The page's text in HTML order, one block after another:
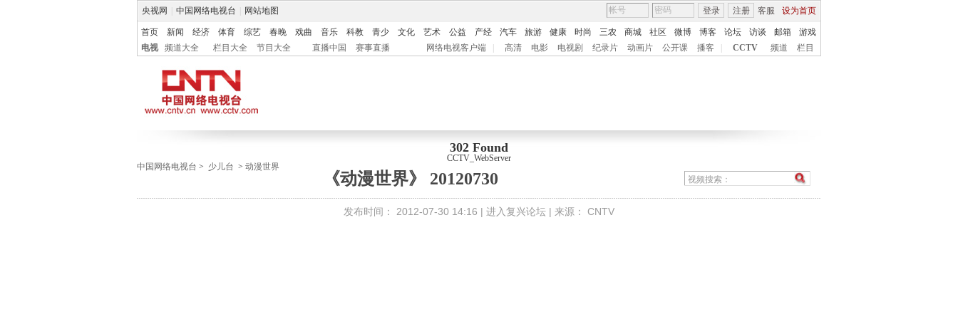
央视网 中国网络电视台 网站地图 客服 设为首页
登录 注册
首页 新闻 经济 体育 综艺 春晚 戏曲 音乐 科教 青少 文化 艺术 公益 产经 汽车 旅游 健康 时尚 三农 商城 社区 微博 博客 论坛 访谈 邮箱
游戏
电视
频道大全 栏目大全 节目大全 直播中国 赛事直播 网络电视客户端 高清 电影 电视剧 纪录片 动画片 公开课 播客 CCTV 频道 栏目
302 Found
CCTV_WebServer
中国网络电视台 > 少儿台 > 动漫世界
《动漫世界》 20120730
发布时间： 2012-07-30 14:16 | 进入复兴论坛 | 来源： CNTV